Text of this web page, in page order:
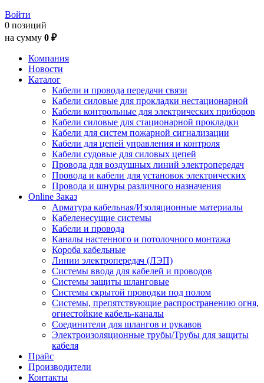
Войти
0 позиций
на сумму 0 ₽
Компания
Новости
Каталог
Кабели и провода передачи связи
Кабели силовые для прокладки нестационарной
Кабели контрольные для электрических приборов
Кабели силовые для стационарной прокладки
Кабели для систем пожарной сигнализации
Кабели для цепей управления и контроля
Кабели судовые для силовых цепей
Провода для воздушных линий электропередач
Провода и кабели для установок электрических
Провода и шнуры различного назначения
Online Заказ
Арматура кабельная/Изоляционные материалы
Кабеленесущие системы
Кабели и провода
Каналы настенного и потолочного монтажа
Короба кабельные
Линии электропередач (ЛЭП)
Системы ввода для кабелей и проводов
Системы защиты шланговые
Системы скрытой проводки под полом
Системы, препятствующие распространению огня,
огнестойкие кабель-каналы
Соединители для шлангов и рукавов
Электроизоляционные трубы/Трубы для защиты
кабеля
Прайс
Производители
Контакты